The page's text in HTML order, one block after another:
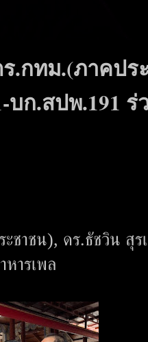
.กทม.(ภาคป
บก.สปพ.191
าชน), ดร.ธัชวิน สุร
ารเพล